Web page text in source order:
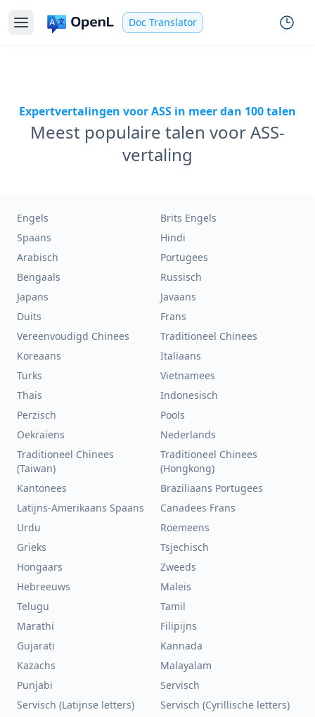
Doc Translator
Expertvertalingen voor ASS in meer dan 100 talen
Meest populaire talen voor ASS-
vertaling
Engels
Brits Engels
Spaans
Hindi
Arabisch
Portugees
Bengaals
Russisch
Japans
Javaans
Duits
Frans
Vereenvoudigd Chinees
Traditioneel Chinees
Koreaans
Italiaans
Turks
Vietnamees
Thais
Indonesisch
Perzisch
Pools
Oekraïens
Nederlands
Traditioneel Chinees
(Taiwan)
Traditioneel Chinees
(Hongkong)
Kantonees
Braziliaans Portugees
Latijns-Amerikaans Spaans
Canadees Frans
Urdu
Roemeens
Grieks
Tsjechisch
Hongaars
Zweeds
Hebreeuws
Maleis
Telugu
Tamil
Marathi
Filipijns
Gujarati
Kannada
Kazachs
Malayalam
Punjabi
Servisch
Servisch (Latijnse letters)
Servisch (Cyrillische letters)